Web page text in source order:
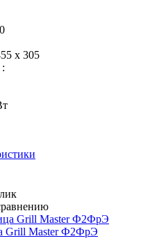
x 305
Grill Master Ф2ФрЭ